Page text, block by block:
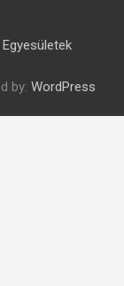
by: WordPress